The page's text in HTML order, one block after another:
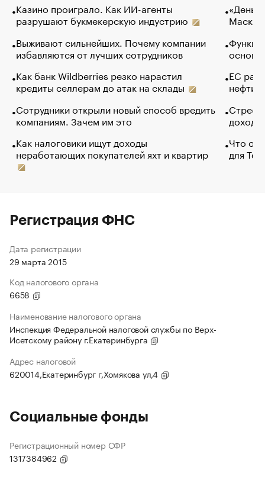
Казино проиграло. Как ИИ-агенты
разрушают букмекерскую индустрию
Выживают сильнейших. Почему компании
избавляются от лучших сотрудников
Как банк Wildberries резко нарастил
кредиты селлерам до атак на склады
Сотрудники открыли новый способ вредить
компаниям. Зачем им это
Как налоговики ищут доходы
неработающих покупателей яхт и квартир
Маск в
основ
ЕС
нефти
Что
для
Регистрация ФНС
Дата регистрации
29 марта 2015
Код налогового органа
6658
Наименование налогового органа
Инспекция Федеральной налоговой службы по Верх-
Исетскому району г.Екатеринбурга
Адрес налоговой
620014,Екатеринбург г,Хомякова ул,4
Социальные фонды
Регистрационный номер СФР
1317384962